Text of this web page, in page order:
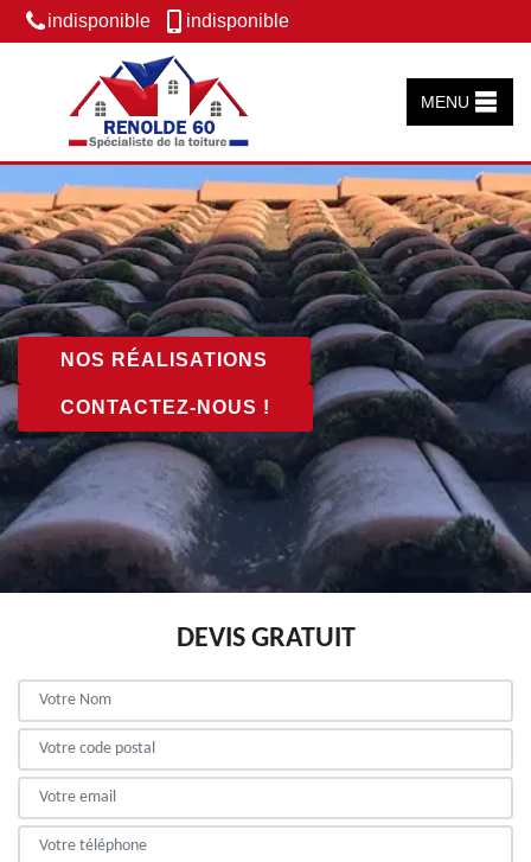
indisponible indisponible
MENU
NOS RÉALISATIONS
CONTACTEZ-NOUS !
DEVIS GRATUIT